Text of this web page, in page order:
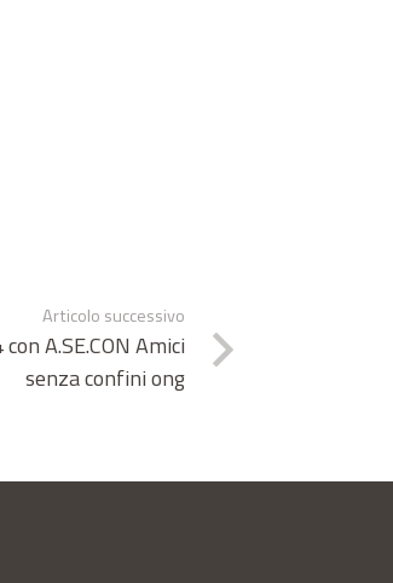
Articolo successivo
A.SE.CON Amici
senza confini ong